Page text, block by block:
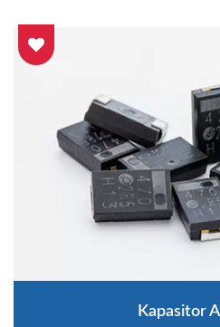
Kapasitor